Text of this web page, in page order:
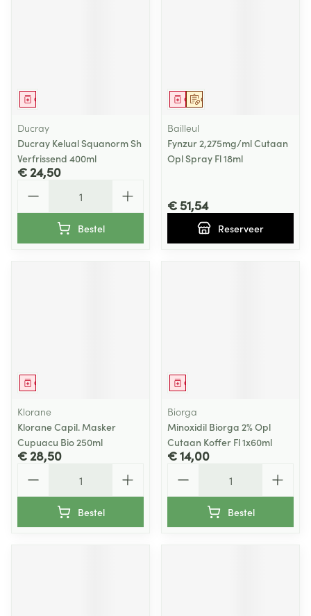
Geneesmiddel
Ducray
Ducray Kelual Squanorm Sh
Verfrissend 400ml
€ 24,50
Bestel
Op voorschrift
Geneesmiddel
Bailleul
Fynzur 2,275mg/ml Cutaan
Opl Spray Fl 18ml
€ 51,54
Reserveer
Geneesmiddel
Klorane
Klorane Capil. Masker
Cupuacu Bio 250ml
€ 28,50
Bestel
Geneesmiddel
Biorga
Minoxidil Biorga 2% Opl
Cutaan Koffer Fl 1x60ml
€ 14,00
Bestel